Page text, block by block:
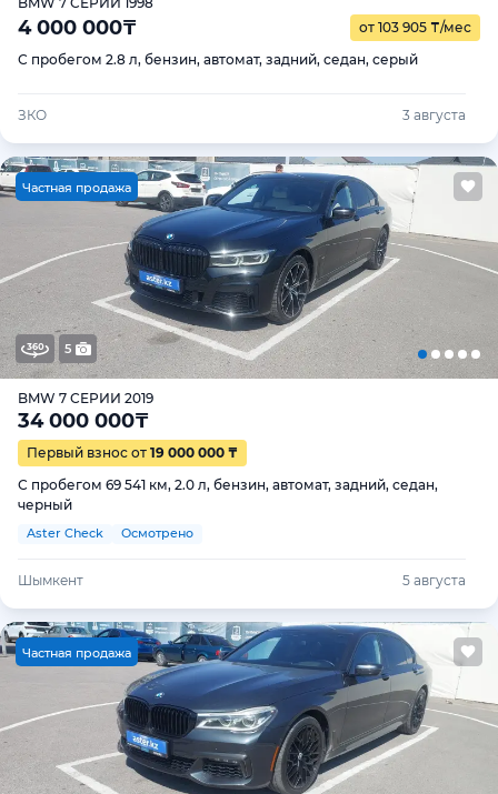
4 000 000₸ от 103 905 ₸/мес
С пробегом 2.8 л, бензин, автомат, задний, седан, серый
ЗКО 3 августа
Частная продажа
5
BMW 7 СЕРИИ 2019
34 000 000₸
Первый взнос от 19 000 000 ₸
С пробегом 69 541 км, 2.0 л, бензин, автомат, задний, седан,
черный
Aster Check Осмотрено
Шымкент 5 августа
Частная продажа